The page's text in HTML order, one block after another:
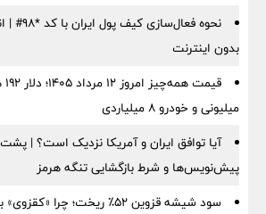
نحوه
بدون اینترنت
میلیونی و خودرو ۸ میلیاردی
آیا توافق ایران و آمریکا نزدیک است؟ |
پیش‌نویس‌ها و شرط بازگشایی تنگه هرمز